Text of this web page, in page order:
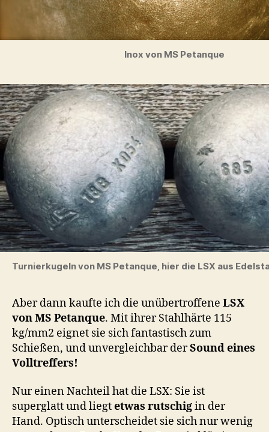
Inox von MS Petanque
Turnierkugeln von MS Petanque, hier die LSX aus
Aber dann kaufte ich die unübertroffene LSX
von MS Petanque. Mit ihrer Stahlhärte 115
kg/mm2 eignet sie sich fantastisch zum
Schießen, und unvergleichbar derSound eines
Volltreffers!
Nur einen Nachteil hat die LSX: Sie ist
superglatt und liegtetwas rutschigin der
Hand. Optisch unterscheidet sie sich nur wenig